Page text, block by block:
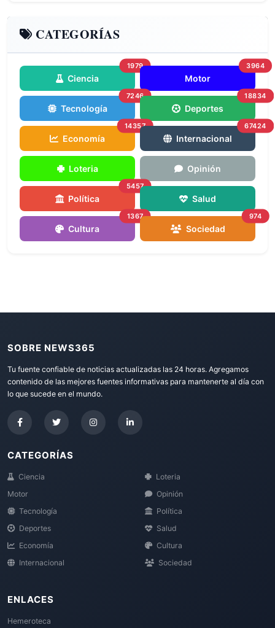
CATEGORÍAS
Ciencia
1979
Motor
3964
Tecnología
7246
Deportes
18834
Economía
14357
Internacional
67424
Loteria Opinión
Política
5457
Salud
Cultura
1367
Sociedad
974
SOBRE NEWS365
Tu fuente confiable de noticias actualizadas las 24 horas. Agregamos
contenido de las mejores fuentes informativas para mantenerte al día con
lo que sucede en el mundo.
CATEGORÍAS
Ciencia
Motor
Tecnología
Deportes
Economía
Internacional
Loteria
Opinión
Política
Salud
Cultura
Sociedad
ENLACES
Hemeroteca